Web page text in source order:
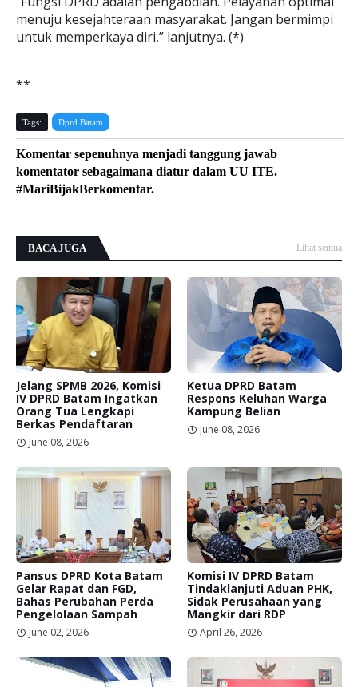
menuju kesejahteraan masyarakat. Jangan bermimpi
untuk memperkaya diri,” lanjutnya. (*)
**
Tags: Dprd Batam
Komentar sepenuhnya menjadi tanggung jawab
komentator sebagaimana diatur dalam UU ITE.
#MariBijakBerkomentar.
BACA JUGA Lihat semua
Jelang SPMB 2026, Komisi
IV DPRD Batam Ingatkan
Orang Tua Lengkapi
Berkas Pendaftaran
June 08, 2026
Ketua DPRD Batam
Respons Keluhan Warga
Kampung Belian
June 08, 2026
Pansus DPRD Kota Batam
Gelar Rapat dan FGD,
Bahas Perubahan Perda
Pengelolaan Sampah
June 02, 2026
Komisi IV DPRD Batam
Tindaklanjuti Aduan PHK,
Sidak Perusahaan yang
Mangkir dari RDP
April 26, 2026